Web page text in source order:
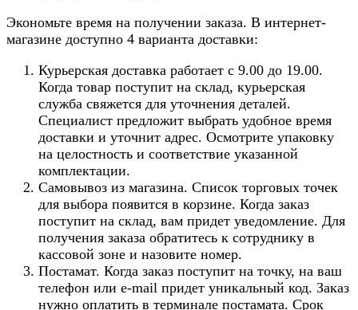
Экономьте время на получении заказа. В интернет-
магазине доступно 4 варианта доставки:
Курьерская доставка работает с 9.00 до 19.00.
Когда товар поступит на склад, курьерская
служба свяжется для уточнения деталей.
Специалист предложит выбрать удобное время
доставки и уточнит адрес. Осмотрите упаковку
на целостность и соответствие указанной
комплектации.
Самовывоз из магазина. Список торговых точек
для выбора появится в корзине. Когда заказ
поступит на склад, вам придет уведомление. Для
получения заказа обратитесь к сотруднику в
кассовой зоне и назовите номер.
Постамат. Когда заказ поступит на точку, на ваш
телефон или e-mail придет уникальный код. Заказ
нужно оплатить в терминале постамата. Срок